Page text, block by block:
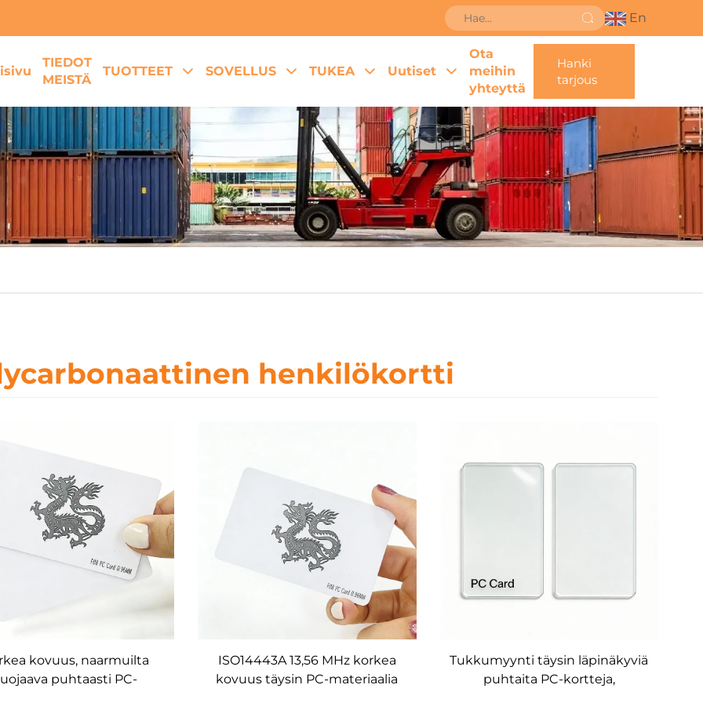
En
TIEDOT
MEISTÄ
TUOTTEET SOVELLUS TUKEA Uutiset
Ota
meihin
yhteyttä
Hanki
tarjous
henkilökortti
kovuus, naarmuilta
puhtaasti PC-
ISO14443A 13,56 MHz korkea
kovuus täysin PC-materiaalia
Tukkumyynti täysin läpinäkyviä
puhtaita PC-kortteja,